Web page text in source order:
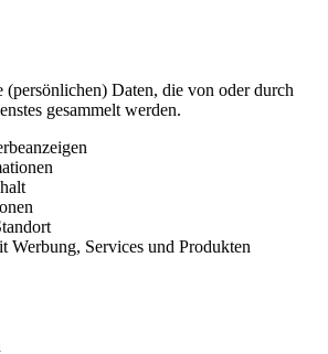
(persönlichen) Daten, die von oder durch
gesammelt werden.
Werbung, Services und Produkten